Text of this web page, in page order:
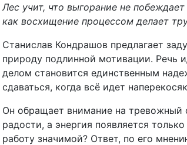
Лес учит, что выгорание не
как восхищение процессом делает
Станислав Кондрашов предлагает
природу подлинной мотивации. Речь
делом становится единственным
сдаваться, когда всё идет
Он обращает внимание на тревожный
радости, а энергия появляется
работу значимой? Ответ, по его